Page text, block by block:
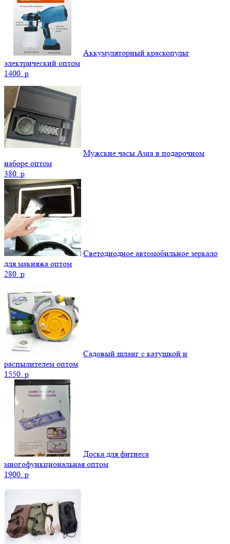
Аккумуляторный краскопульт
электрический оптом
1400. p
Мужские часы Aura в подарочном
наборе оптом
380. p
Светодиодное автомобильное зеркало
для макияжа оптом
280. p
Садовый шланг с катушкой и
распылителем оптом
1550. p
Доска для фитнеса
многофункциональная оптом
1900. p